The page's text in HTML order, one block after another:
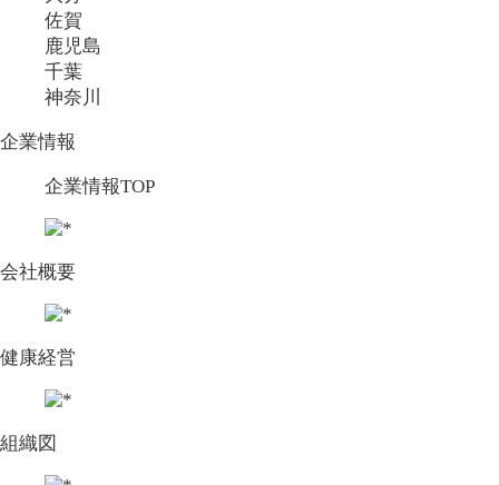
佐賀
鹿児島
千葉
神奈川
企業情報
企業情報TOP
会社概要
健康経営
組織図